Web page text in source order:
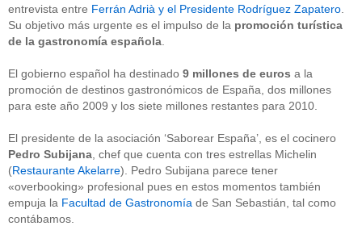
entrevista entre Ferrán Adrià y el Presidente Rodríguez Zapatero
Su objetivo más urgente es el impulso de la promoción turística
de la gastronomía española
El gobierno español ha destinado 9 millones de euros a la
promoción de destinos gastronómicos de España, dos millones
para este año 2009 y los siete millones restantes para 2010.
El presidente de la asociación ‘Saborear España’, es el cocinero
Pedro Subijana , chef que cuenta con tres estrellas Michelin
(Restaurante Akelarre). Pedro Subijana parece tener
«overbooking» profesional pues en estos momentos también
empuja la Facultad de Gastronomía de San Sebastián, tal como
contábamos.